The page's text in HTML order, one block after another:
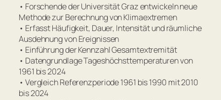
• Forschende der Universität Graz entwickeln neue
Methode zur Berechnung von Klimaextremen
• Erfasst Häufigkeit, Dauer, Intensität und räumliche
Ausdehnung von Ereignissen
• Einführung der Kennzahl Gesamtextremität
• Datengrundlage Tageshöchsttemperaturen von
1961 bis 2024
• Vergleich Referenzperiode 1961 bis 1990 mit 2010
bis 2024